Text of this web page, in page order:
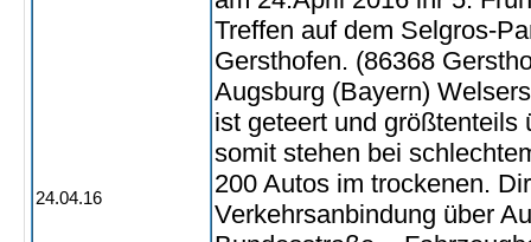
24.04.16
Treffen auf dem Selgros-
Gersthofen. (86368
Augsburg (Bayern)
ist geteert und größtenteils
somit stehen bei
200 Autos im trockenen.
Verkehrsanbindung über